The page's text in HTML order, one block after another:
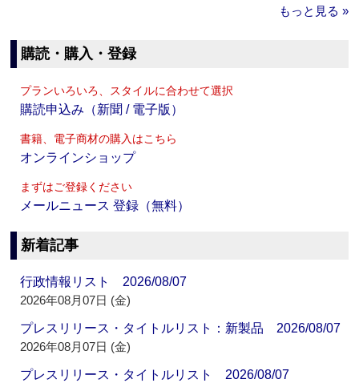
もっと見る »
購読・購入・登録
プランいろいろ、スタイルに合わせて選択
購読申込み（新聞 / 電子版）
書籍、電子商材の購入はこちら
オンラインショップ
まずはご登録ください
メールニュース 登録（無料）
新着記事
行政情報リスト 2026/08/07
2026年08月07日 (金)
プレスリリース・タイトルリスト：新製品 2026/08/07
2026年08月07日 (金)
プレスリリース・タイトルリスト 2026/08/07